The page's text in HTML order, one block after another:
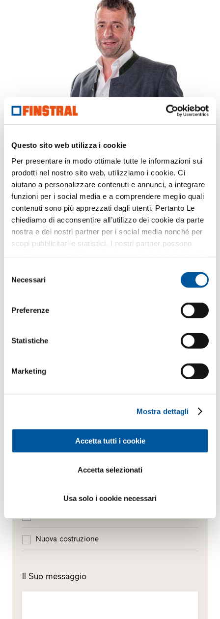
Questo sito web utilizza i cookie
Per presentare in modo ottimale tutte le informazioni sui
prodotti nel nostro sito web, utilizziamo i cookie. Ci
aiutano a personalizzare contenuti e annunci, a integrare
funzioni per i social media e a comprendere meglio quali
contenuti sono più apprezzati dagli utenti. Pertanto Le
chiediamo di acconsentire all’utilizzo dei cookie da parte
nostra e dei nostri partner per i social media nonché per
scopi pubblicitari e statistici. I nostri partner possono
delNecessari
Preferenze
Statistiche
Marketing
Mostra dettagli
Accetta tutti i cookie
Accetta selezionati
Usa solo i cookie necessari
Sempre a Sua disposizione.
Reinhard
T+393356420346
valdifassa@finstral.com
Il Suo messaggio
Come utilizziamo i Suoi dati?
Finstral utilizza i Suoi dati solo per elaborare la Sua
pubblicitari non desiderati. Inoltriamo i Suoi dati al
rivenditore partner selezionato esclusivamente a
sono descritti nella presenteinformativa privacy.
Quale argomento Le interessa?
Porte d’ingresso
Nuova costruzione
Il Suo messaggio